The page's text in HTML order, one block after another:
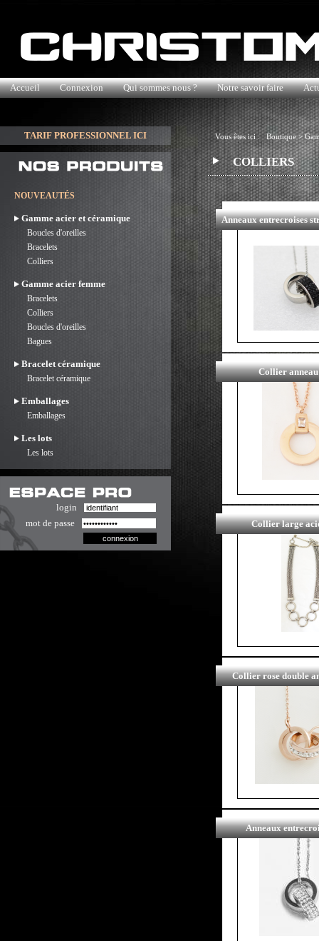
Accueil Connexion Qui sommes nous ? Notre savoir faire
TARIF PROFESSIONNEL ICI
NOUVEAUTÉS
Gamme acier et céramique
Boucles d'oreilles
Bracelets
Colliers
Gamme acier femme
Bracelets
Colliers
Boucles d'oreilles
Bagues
Bracelet céramique
Bracelet céramique
Emballages
Emballages
Les lots
Les lots
login
mot de passe
Vous êtes ici :Boutique>
COLLIERS
Anneaux entrecroises
Collier anneau
Collier large
Collier rose double
Anneaux